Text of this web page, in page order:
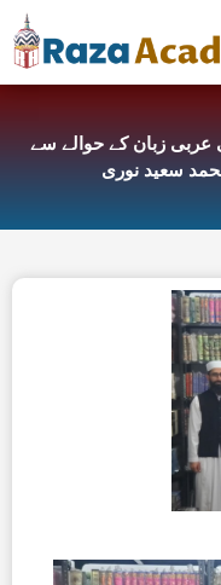
Skip
to
content
عربی زبان کے حوالے سے
سعید نوری